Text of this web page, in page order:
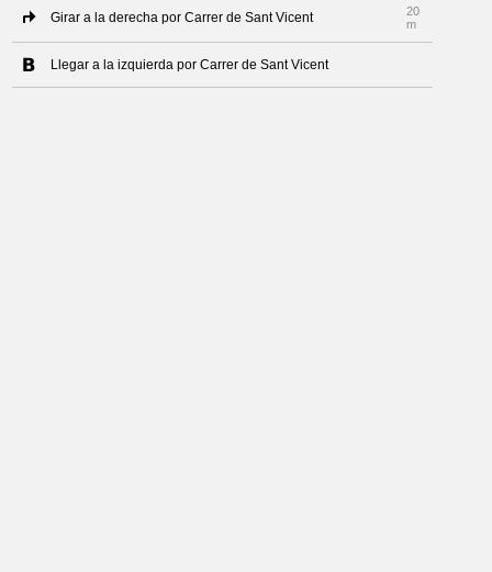
Girar a la derecha por Carrer de Sant Vicent
20
m
Llegar a la izquierda por Carrer de Sant Vicent